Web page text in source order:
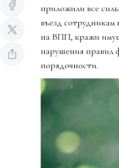
приложили все
въезд
на ВПП, кражи
нарушения правил
порядочности.